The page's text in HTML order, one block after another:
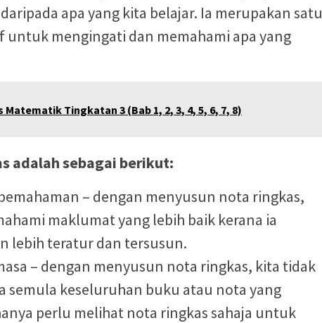
apa yang kita belajar. Ia merupakan satu
untuk mengingati dan memahami apa yang
Matematik Tingkatan 3 (Bab 1, 2, 3, 4, 5, 6, 7, 8)
adalah sebagai berikut:
– dengan menyusun nota ringkas,
maklumat yang lebih baik kerana ia
lebih teratur dan tersusun.
– dengan menyusun nota ringkas, kita tidak
semula keseluruhan buku atau nota yang
perlu melihat nota ringkas sahaja untuk